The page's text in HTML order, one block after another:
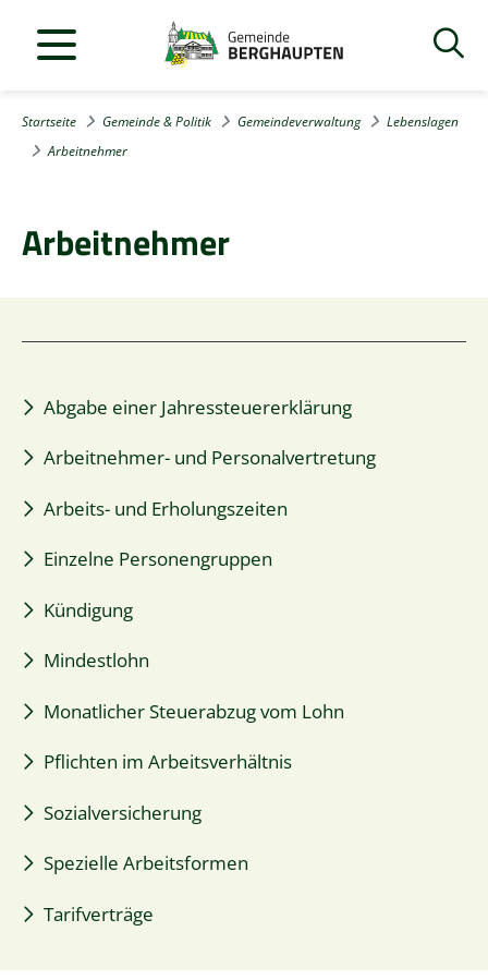
Startseite Gemeinde & Politik Gemeindeverwaltung
Lebenslagen
Arbeitnehmer
Arbeitnehmer
Abgabe einer Jahressteuererklärung
Arbeitnehmer- und Personalvertretung
Arbeits- und Erholungszeiten
Einzelne Personengruppen
Kündigung
Mindestlohn
Monatlicher Steuerabzug vom Lohn
Pflichten im Arbeitsverhältnis
Sozialversicherung
Spezielle Arbeitsformen
Tarifverträge